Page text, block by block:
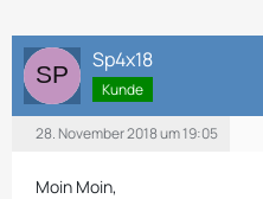
Sp4x18
Kunde
28. November 2018 um 19:05
Moin Moin,